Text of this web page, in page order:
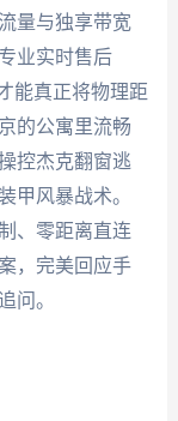
量与独享带宽
业实时售后
能真正将物理距
的公寓里流畅
控杰克翻窗逃
甲风暴战术。
、零距离直连
，完美回应手
问。